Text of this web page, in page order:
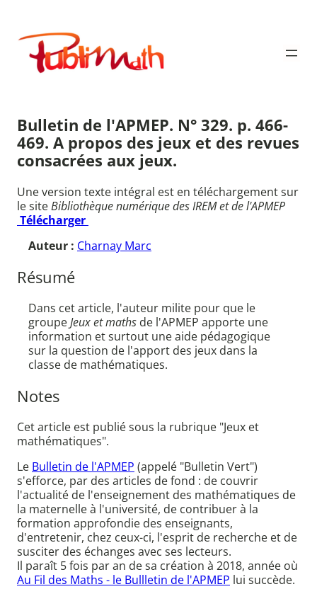
contenu
Publimath
Bulletin de l'APMEP. N° 329. p. 466-
469. A propos des jeux et des revues
consacrées aux jeux.
Une version texte intégral est en téléchargement sur
le siteBibliothèque numérique des IREM et de l'APMEP
Télécharger
Auteur : Charnay Marc
Résumé
Dans cet article, l'auteur milite pour que le
groupeJeux et maths de l'APMEP apporte une
information et surtout une aide pédagogique
sur la question de l'apport des jeux dans la
classe de mathématiques.
Notes
Cet article est publié sous la rubrique "Jeux et
mathématiques".
Le Bulletin de l'APMEP (appelé "Bulletin Vert")
s'efforce, par des articles de fond : de couvrir
l'actualité de l'enseignement des mathématiques de
la maternelle à l'université, de contribuer à la
formation approfondie des enseignants,
d'entretenir, chez ceux-ci, l'esprit de recherche et de
susciter des échanges avec ses lecteurs.
Il paraît 5 fois par an de sa création à 2018, année où
Au Fil des Maths - le Bullletin de l'APMEP lui succède.